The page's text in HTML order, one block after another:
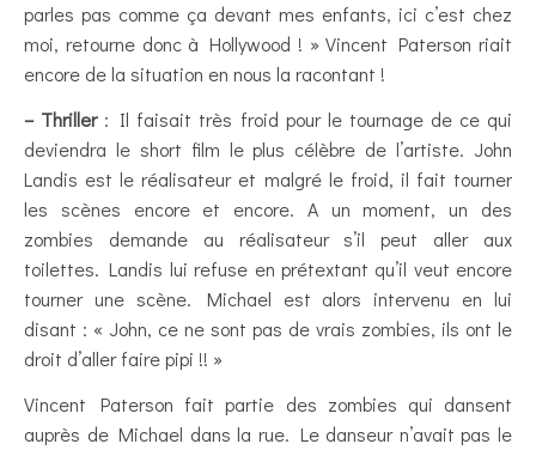
parles pas comme ça devant mes enfants, ici c’est chez
moi, retourne donc à Hollywood ! » Vincent Paterson riait
encore de la situation en nous la racontant !
– Thriller: Il faisait très froid pour le tournage de ce qui
deviendra le short film le plus célèbre de l’artiste. John
Landis est le réalisateur et malgré le froid, il fait tourner
les scènes encore et encore. A un moment, un des
zombies demande au réalisateur s’il peut aller aux
toilettes. Landis lui refuse en prétextant qu’il veut encore
tourner une scène. Michael est alors intervenu en lui
disant : « John, ce ne sont pas de vrais zombies, ils ont le
droit d’aller faire pipi !! »
Vincent Paterson fait partie des zombies qui dansent
auprès de Michael dans la rue. Le danseur n’avait pas le